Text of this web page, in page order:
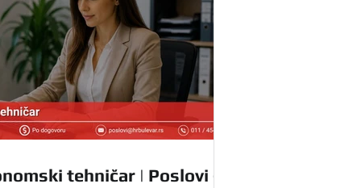
tehničar | Poslovi -